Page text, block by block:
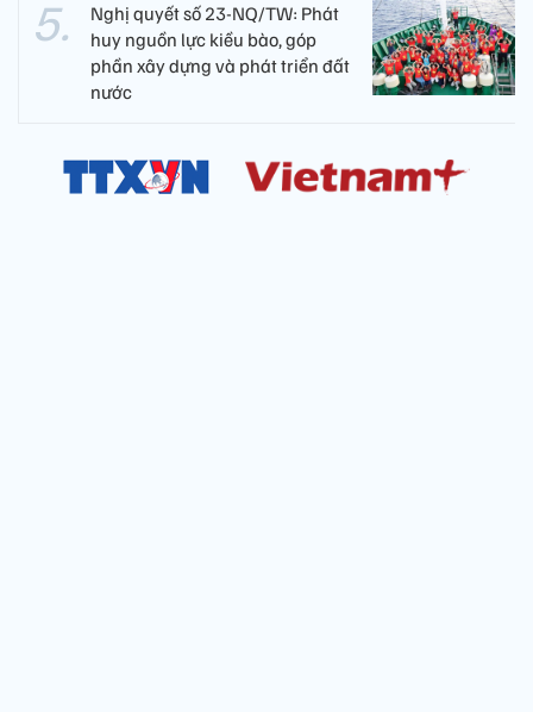
Nghị quyết số 23-NQ/TW: Phát
huy nguồn lực kiều bào, góp
phần xây dựng và phát triển đất
nước